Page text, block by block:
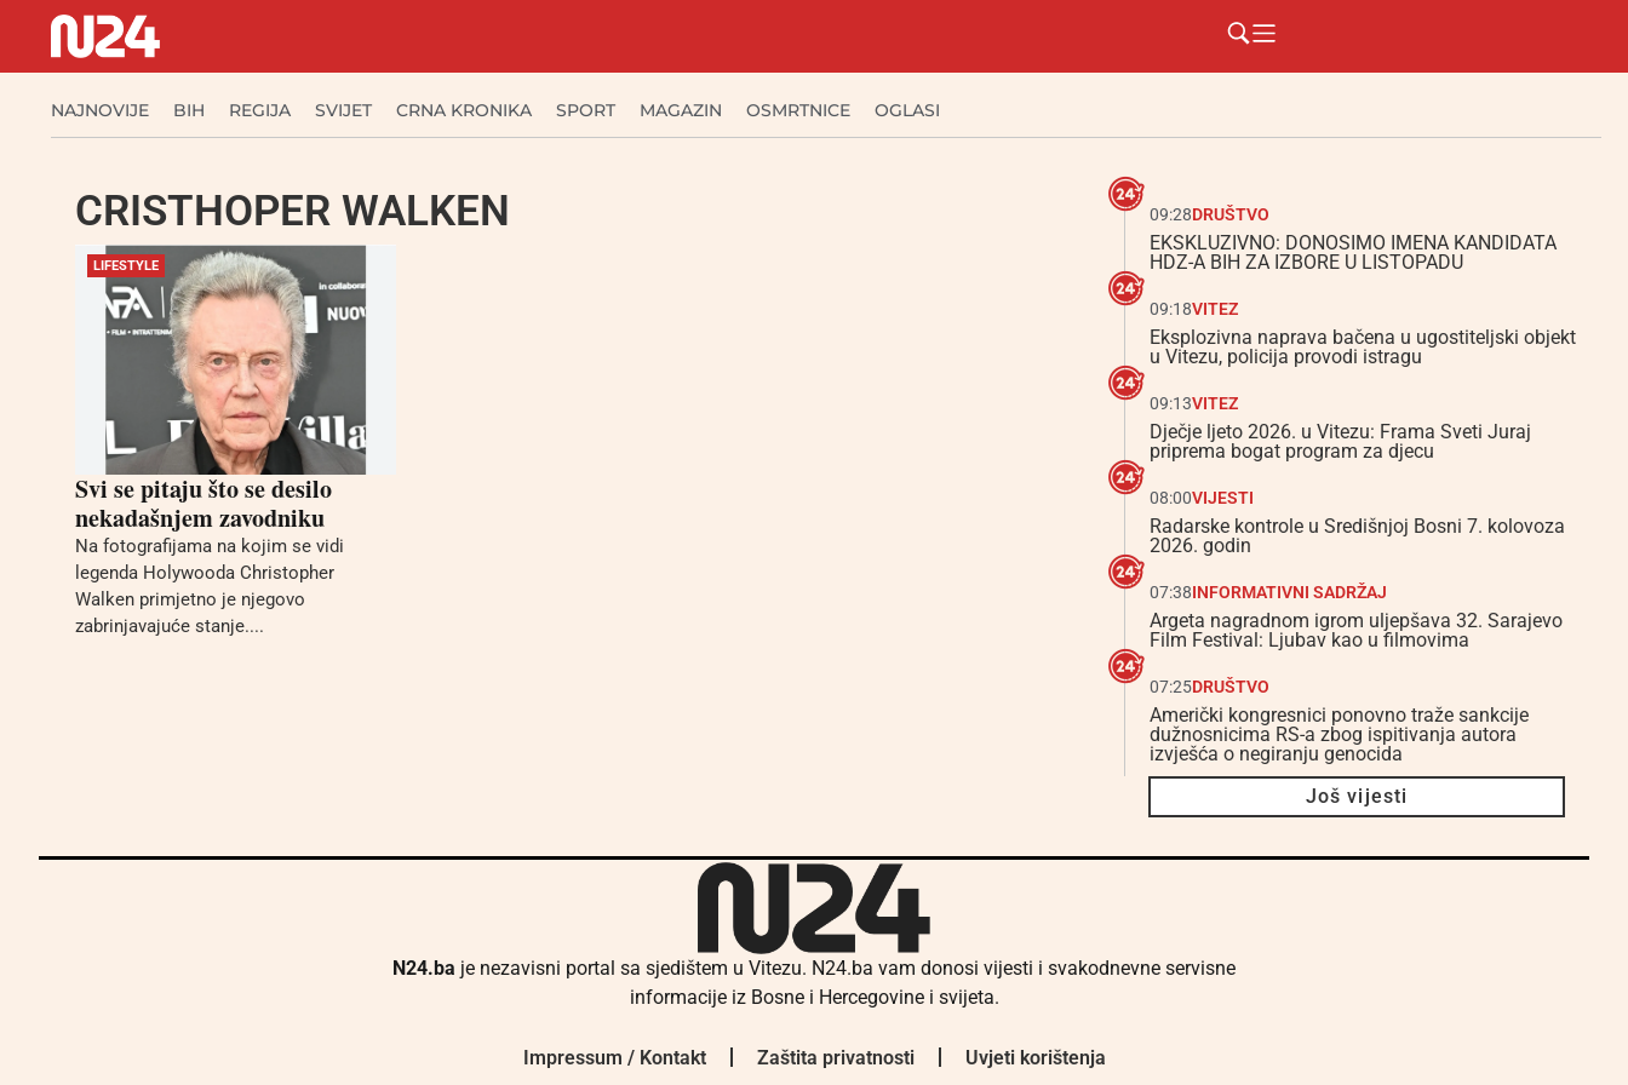
NAJNOVIJE BIH REGIJA SVIJET CRNA KRONIKA SPORT MAGAZIN OSMRTNICE OGLASI
CRISTHOPER WALKEN
LIFESTYLE
Svi se pitaju što se desilo
nekadašnjem zavodniku
Na fotografijama na kojim se vidi
legenda Holywooda Christopher
Walken primjetno je njegovo
zabrinjavajuće stanje....
09:28DRUŠTVO
EKSKLUZIVNO: DONOSIMO IMENA KANDIDATA
HDZ-A BIH ZA IZBORE U LISTOPADU
09:18VITEZ
Eksplozivna naprava bačena u ugostiteljski objekt
u Vitezu, policija provodi istragu
09:13VITEZ
Dječje ljeto 2026. u Vitezu: Frama Sveti Juraj
priprema bogat program za djecu
08:00VIJESTI
Radarske kontrole u Središnjoj Bosni 7. kolovoza
2026. godin
07:38INFORMATIVNI SADRŽAJ
Argeta nagradnom igrom uljepšava 32. Sarajevo
Film Festival: Ljubav kao u filmovima
07:25DRUŠTVO
Američki kongresnici ponovno traže sankcije
dužnosnicima RS-a zbog ispitivanja autora
izvješća o negiranju genocida
Još vijesti
N24.ba je nezavisni portal sa sjedištem u Vitezu. N24.ba vam donosi vijesti i svakodnevne servisne
informacije iz Bosne i Hercegovine i svijeta.
Impressum / Kontakt Zaštita privatnosti Uvjeti korištenja